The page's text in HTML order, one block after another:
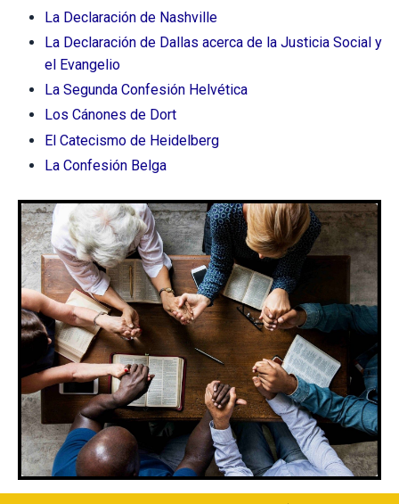
La Declaración de Nashville
La Declaración de Dallas acerca de la Justicia Social y
el Evangelio
La Segunda Confesión Helvética
Los Cánones de Dort
El Catecismo de Heidelberg
La Confesión Belga